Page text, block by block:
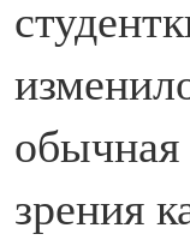
обычная
зрения